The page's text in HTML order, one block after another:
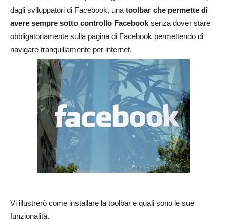
dagli sviluppatori di Facebook, una toolbar che permette di
avere sempre sotto controllo Facebook senza dover stare
obbligatoriamente sulla pagina di Facebook permettendo di
navigare tranquillamente per internet.
Vi illustrerò come installare la toolbar e quali sono le sue
funzionalità.